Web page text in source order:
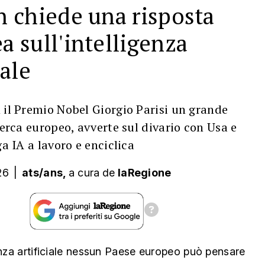
chiede una risposta
sull'intelligenza
il Premio Nobel Giorgio Parisi un grande
europeo, avverte sul divario con Usa e
IA a lavoro e enciclica
ats/ans, a cura de laRegione
artificiale nessun Paese europeo può pensare